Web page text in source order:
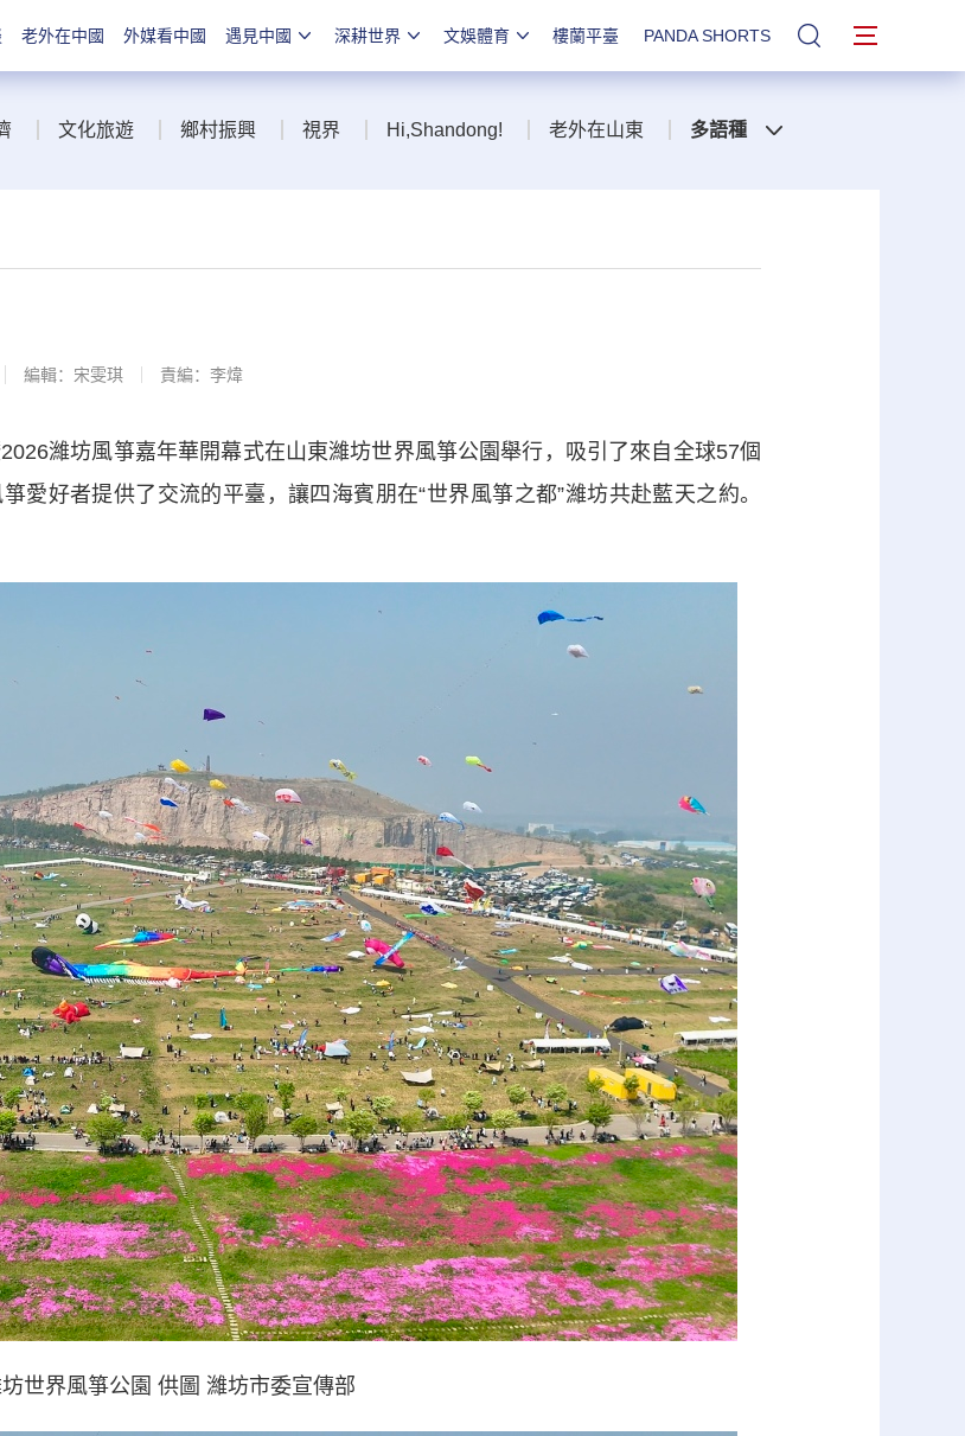
老外在中國 外媒看中國 遇見中國 深耕世界 文娛體育 樓蘭平臺 PANDA SHORTS 站內搜索
文化旅遊 鄉村振興 視界 Hi,Shandong! 老外在山東 多語種
編輯：宋雯琪 責編：李煒
濰坊風箏嘉年華開幕式在山東濰坊世界風箏公園舉行，吸引了來自全球57個
愛好者提供了交流的平臺，讓四海賓朋在“世界風箏之都”濰坊共赴藍天之約。
世界風箏公園 供圖 濰坊市委宣傳部